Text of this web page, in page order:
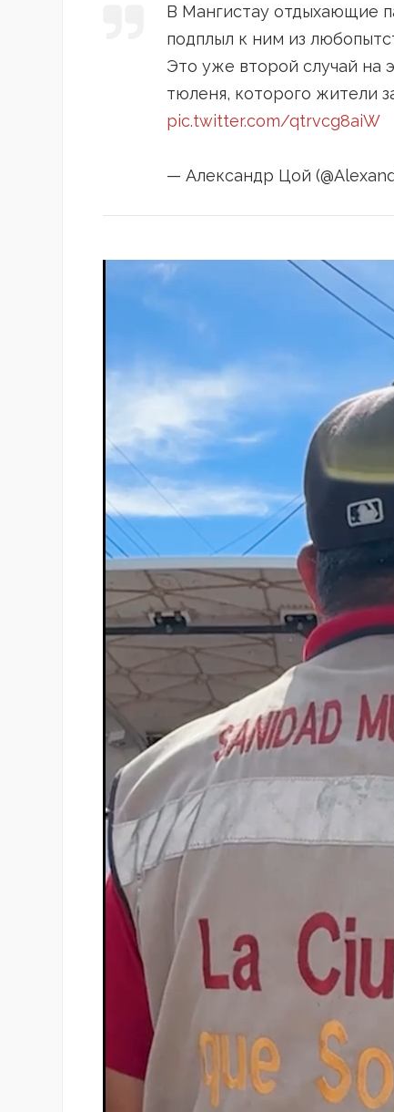
В Мангистау отдыхающие
подплыл к ним из
Это уже второй случай на
тюленя, которого жители
pic.twitter.com/qtrvcg8aiW
— Александр Цой
Reproductor